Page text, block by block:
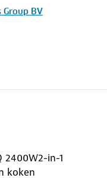
Group BV
2400W2-in-1
koken